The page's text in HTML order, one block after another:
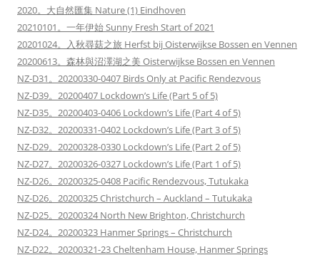
2020。大自然匯集 Nature (1) Eindhoven
20210101。一年伊始 Sunny Fresh Start of 2021
20201024。入秋尋菇之旅 Herfst bij Oisterwijkse Bossen en Vennen
20200613。森林與沼澤湖之美 Oisterwijkse Bossen en Vennen
NZ-D31。20200330-0407 Birds Only at Pacific Rendezvous
NZ-D39。20200407 Lockdown’s Life (Part 5 of 5)
NZ-D35。20200403-0406 Lockdown’s Life (Part 4 of 5)
NZ-D32。20200331-0402 Lockdown’s Life (Part 3 of 5)
NZ-D29。20200328-0330 Lockdown’s Life (Part 2 of 5)
NZ-D27。20200326-0327 Lockdown’s Life (Part 1 of 5)
NZ-D26。20200325-0408 Pacific Rendezvous, Tutukaka
NZ-D26。20200325 Christchurch – Auckland – Tutukaka
NZ-D25。20200324 North New Brighton, Christchurch
NZ-D24。20200323 Hanmer Springs – Christchurch
NZ-D22。20200321-23 Cheltenham House, Hanmer Springs